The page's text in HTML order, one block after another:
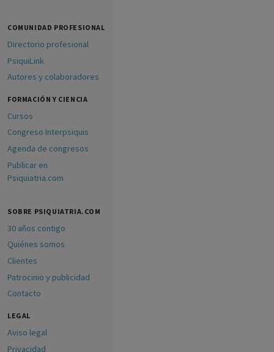
COMUNIDAD PROFESIONAL
Directorio profesional
PsiquiLink
Autores y colaboradores
FORMACIÓN Y CIENCIA
Cursos
Congreso Interpsiquis
Agenda de congresos
Publicar en
Psiquiatria.com
SOBRE PSIQUIATRIA.COM
30 años contigo
Quiénes somos
Clientes
Patrocinio y publicidad
Contacto
LEGAL
Aviso legal
Privacidad